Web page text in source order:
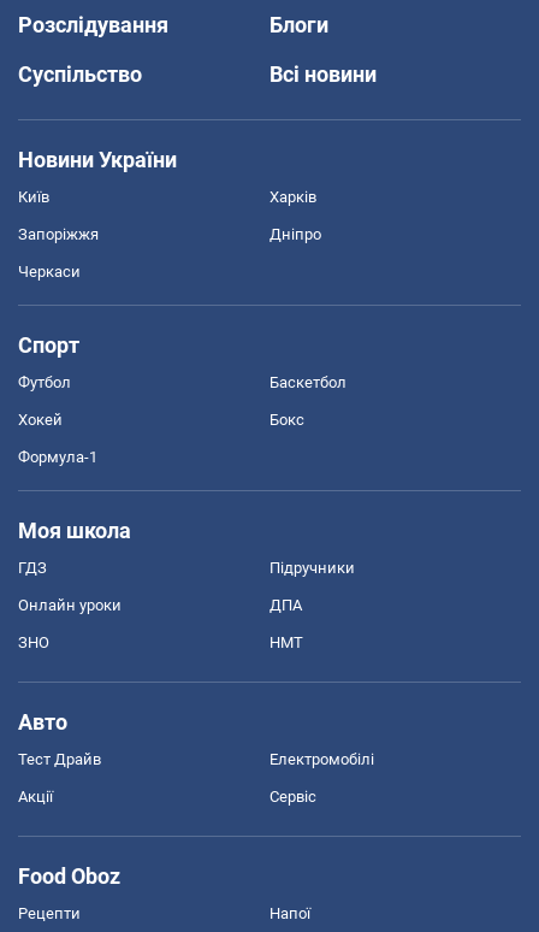
Розслідування
Блоги
Суспільство
Всі новини
Новини України
Київ Харків
Запоріжжя Дніпро
Черкаси
Спорт
Футбол Баскетбол
Хокей Бокс
Формула-1
Моя школа
ГДЗ Підручники
Онлайн уроки ДПА
ЗНО НМТ
Авто
Тест Драйв Електромобілі
Акції Сервіс
Food Oboz
Рецепти Напої